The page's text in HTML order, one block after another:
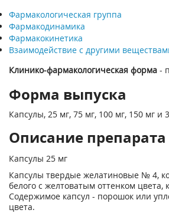
Фармакологическая группа
Фармакодинамика
Фармакокинетика
Взаимодействие с другими
Клинико-фармакологическая форма -
Форма выпуска
Капсулы, 25 мг, 75 мг, 100 мг, 150 мг и
Описание
Капсулы 25 мг
Капсулы твердые желатиновые № 4,
белого с желтоватым оттенком
Содержимое капсул - порошок или
цвета.